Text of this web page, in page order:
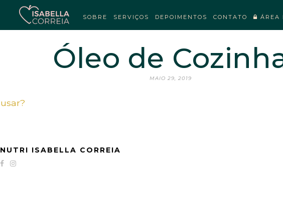
SOBRE SERVIÇOS DEPOIMENTOS CONTATO ÁREA
Óleo de
MAIO 29, 2019
NUTRI ISABELLA CORREIA